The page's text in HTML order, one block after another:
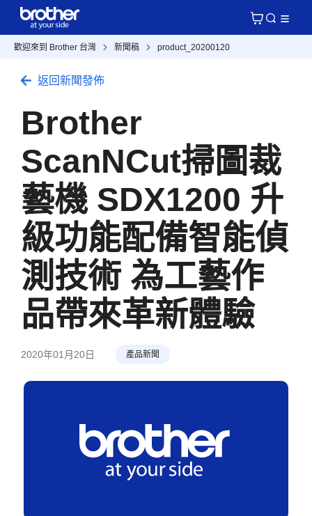
歡迎來到 Brother 台灣 新聞稿 product_20200120
返回新聞發佈
Brother
ScanNCut掃圖裁
藝機 SDX1200 升
級功能配備智能偵
測技術 為工藝作
品帶來革新體驗
2020年01月20日 產品新聞